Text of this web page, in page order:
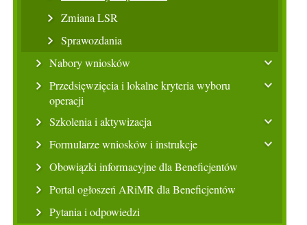
Zmiana LSR
Sprawozdania
Nabory wniosków
Przedsięwzięcia i lokalne kryteria wyboru
operacji
Szkolenia i aktywizacja
Formularze wniosków i instrukcje
Obowiązki informacyjne dla Beneficjentów
Portal ogłoszeń ARiMR dla Beneficjentów
Pytania i odpowiedzi